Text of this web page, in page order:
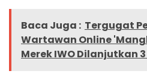
Baca Juga : Tergugat
Wartawan Online
Merek IWO Dilanjutkan